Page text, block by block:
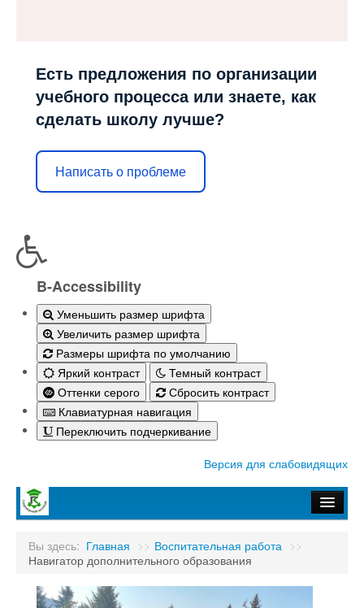
Есть предложения по организации
учебного процесса или знаете, как
сделать школу лучше?
Написать о проблеме
B-Accessibility
Уменьшить размер шрифта
Увеличить размер шрифта
Размеры шрифта по умолчанию
Яркий контраст
Темный контраст
Оттенки серого
Сбросить контраст
Клавиатурная навигация
Переключить подчеркивание
Версия для слабовидящих
Абитуриенту-2026
Студенту
Вы здесь: Главная >> Воспитательная работа >>
Навигатор дополнительного образования